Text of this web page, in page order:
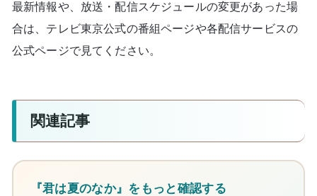
最新情報や、放送・配信スケジュールの変更があった場
合は、テレビ東京公式の番組ページや各配信サービスの
公式ページで見てください。
関連記事
『君は夏のなか』をもっと確認する